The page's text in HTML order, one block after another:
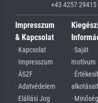
+43 4257 29415
Impresszum
& Kapcsolat
· Kapcsolat
· Impresszum
· ÁSZF
· Adatvédelem
· Elállási Jog
· Saját
motívum
·
alkotásait
· Minőség